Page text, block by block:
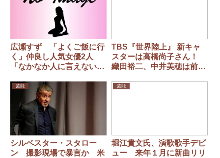
広瀬すず 「よくご飯に行
く」仲良し人気女優2人
「なかなか人に言えないこ
TBS『世界陸上』 新キャ
スターは高橋尚子さん！
織田裕二、中井美穂は前大
芸能
シルベスター・スタロー
ン 撮影現場で暴言か 米
芸能
堀江貴文氏、演歌歌手デビ
ュー 来年１月に新曲リリ